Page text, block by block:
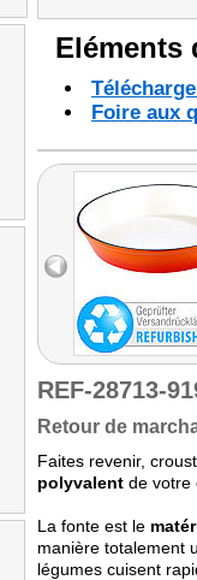
Eléments
Foire aux
REF-28713-
Retour de
Faites revenir,
polyvalent de votre
La fonte est le
manière totalement
légumes cuisent